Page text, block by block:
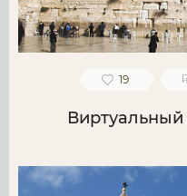
19
Виртуальный